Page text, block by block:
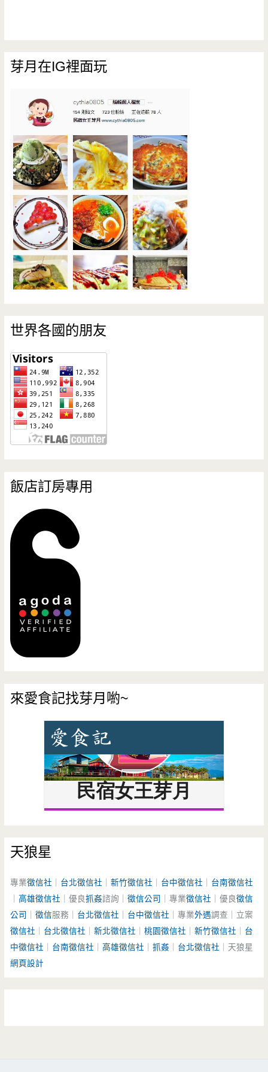
芽月在IG裡面玩
世界各國的朋友
飯店訂房專用
來愛食記找芽月喲~
天狼星
專業徵信社 台北徵信社 ｜新竹徵信社 台中徵信社
台南徵信社
｜高雄徵信社 ｜優良抓姦諮詢｜徵信公司 ｜專業徵信社 ｜優良徵信
公司 ｜徵信服務｜ 台北徵信社 台中徵信社 ｜專業外遇調查｜立案
徵信社
台北徵信社 ｜新北徵信社 ｜桃園徵信社 ｜新竹徵信社
台
中徵信社
台南徵信社 ｜高雄徵信社 ｜抓姦 台北徵信社 ｜天狼星
網頁設計